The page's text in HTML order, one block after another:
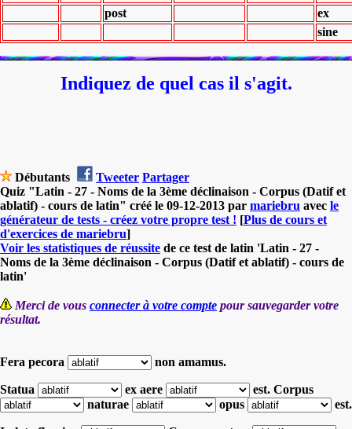
post
ex
sine
Indiquez de quel cas il s'agit.
Débutants Tweeter Partager
Quiz "Latin - 27 - Noms de la 3ème déclinaison - Corpus (Datif et
ablatif) - cours de latin" créé le 09-12-2013 par mariebru avec le
générateur de tests - créez votre propre test ! [Plus de cours et
d'exercices de mariebru]
Voir les statistiques de réussite de ce test de latin 'Latin - 27 -
Noms de la 3ème déclinaison - Corpus (Datif et ablatif) - cours de
latin'
Merci de vous connecter à votre compte pour sauvegarder votre
résultat.
Fera pecora non amamus.
Statua ex aere est. Corpus
naturae
opus est.